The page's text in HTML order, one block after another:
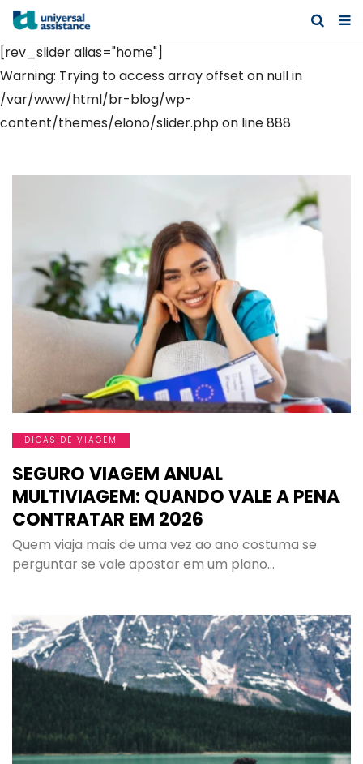
[rev_slider alias="home"]
Warning: Trying to access array offset on null in
/var/www/html/br-blog/wp-
content/themes/elono/slider.php on line 888
DICAS DE VIAGEM
SEGURO VIAGEM ANUAL
MULTIVIAGEM: QUANDO VALE A PENA
CONTRATAR EM 2026
Quem viaja mais de uma vez ao ano costuma se
perguntar se vale apostar em um plano…